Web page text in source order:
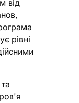
від
рівні